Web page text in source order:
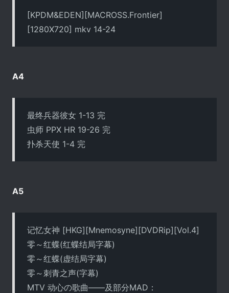
[KPDM&EDEN][MACROSS.Frontier]
[1280X720] mkv 14-24
A4
最终兵器彼女 1-13 完
虫师 PPX HR 19-26 完
扑杀天使 1-4 完
A5
记忆女神 [HKG][Mnemosyne][DVDRip][Vol.4]
零～红蝶(红蝶结局字幕)
零～红蝶(虚结局字幕)
零～刺青之声(字幕)
MTV 动心の歌曲――及部分MAD：